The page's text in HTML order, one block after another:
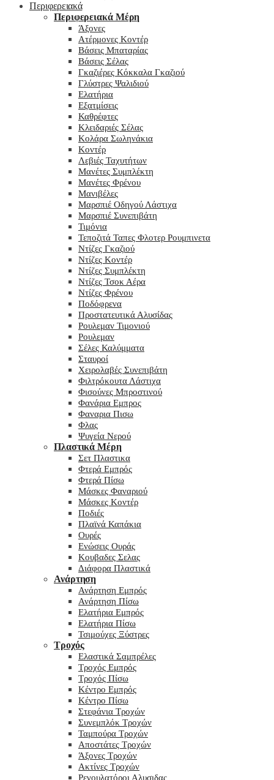
Περιφερειακά
Περιφερειακά Μέρη
Άξονες
Ατέρμονες Κοντέρ
Βάσεις Μπαταρίας
Βάσεις Σέλας
Γκαζιέρες Κόκκαλα Γκαζιού
Γλύστρες Ψαλιδιού
Ελατήρια
Εξατμίσεις
Καθρέφτες
Κλειδαριές Σέλας
Κολάρα Σωληνάκια
Κοντέρ
Λεβιές Ταχυτήτων
Μανέτες Συμπλέκτη
Μανέτες Φρένου
Μανιβέλες
Μαρσπιέ Οδηγού Λάστιχα
Μαρσπιέ Συνεπιβάτη
Τιμόνια
Τεποζιτά Ταπες Φλοτερ Ρουμπινετα
Ντίζες Γκαζιού
Ντίζες Κοντέρ
Ντίζες Συμπλέκτη
Ντίζες Τσοκ Αέρα
Ντίζες Φρένου
Ποδόφρενα
Προστατευτικά Αλυσίδας
Ρουλεμαν Τιμονιού
Ρουλεμαν
Σέλες Καλύμματα
Σταυροί
Χειρολαβές Συνεπιβάτη
Φιλτρόκουτα Λάστιχα
Φισούνες Μπροστινού
Φανάρια Εμπρος
Φαναρια Πισω
Φλας
Ψυγεία Νερού
Πλαστικά Μέρη
Σετ Πλαστικα
Φτερά Εμπρός
Φτερά Πίσω
Μάσκες Φαναριού
Μάσκες Κοντέρ
Ποδιές
Πλαϊνά Καπάκια
Ουρές
Ενώσεις Ουράς
Κουβαδες Σελας
Διάφορα Πλαστικά
Ανάρτηση
Ανάρτηση Εμπρός
Ανάρτηση Πίσω
Ελατήρια Εμπρός
Ελατήρια Πίσω
Τσιμούχες Ξύστρες
Τροχός
Ελαστικά Σαμπρέλες
Τροχός Εμπρός
Τροχός Πίσω
Κέντρο Εμπρός
Κέντρο Πίσω
Στεφάνια Τροχών
Συνεμπλόκ Τροχών
Ταμπούρα Τροχών
Αποστάτες Τροχών
Άξονες Τροχών
Ακτίνες Τροχών
Ρεγουλατόροι Αλυσιδας